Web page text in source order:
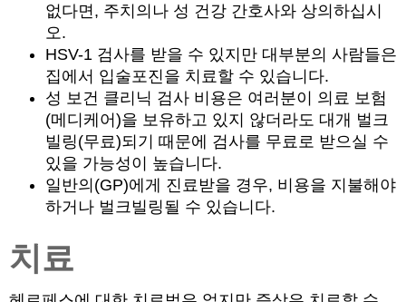
없다면, 주치의나 성 건강 간호사와 상의하십시
오.
HSV-1 검사를 받을 수 있지만 대부분의 사람들은
집에서 입술포진을 치료할 수 있습니다.
성 보건 클리닉 검사 비용은 여러분이 의료 보험
(메디케어)을 보유하고 있지 않더라도 대개 벌크
빌링(무료)되기 때문에 검사를 무료로 받으실 수
있을 가능성이 높습니다.
일반의(GP)에게 진료받을 경우, 비용을 지불해야
하거나 벌크빌링될 수 있습니다.
치료